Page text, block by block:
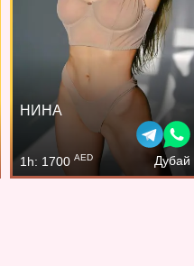
НИНА
1h: 1700 AED Дубай